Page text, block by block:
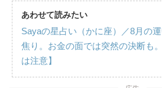
あわせて読みたい
Sayaの星占い（かに座）／8月の
焦り。お金の面では突然の決断も
は注意】